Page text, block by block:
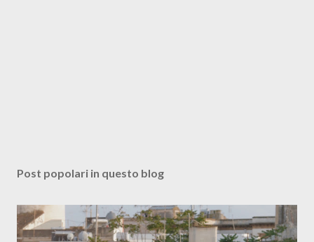
Post popolari in questo blog